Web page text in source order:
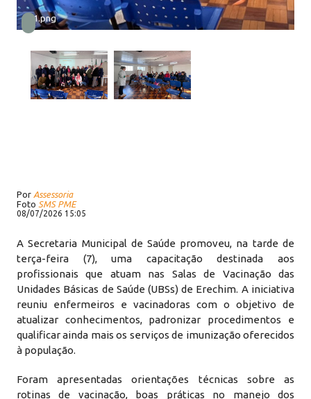
001.png
Por Assessoria
Foto SMS PME
08/07/2026 15:05
A Secretaria Municipal de Saúde promoveu, na tarde de
terça-feira (7), uma capacitação destinada aos
profissionais que atuam nas Salas de Vacinação das
Unidades Básicas de Saúde (UBSs) de Erechim. A iniciativa
reuniu enfermeiros e vacinadoras com o objetivo de
atualizar conhecimentos, padronizar procedimentos e
qualificar ainda mais os serviços de imunização oferecidos
à população.
Foram apresentadas orientações técnicas sobre as
rotinas de vacinação, boas práticas no manejo dos